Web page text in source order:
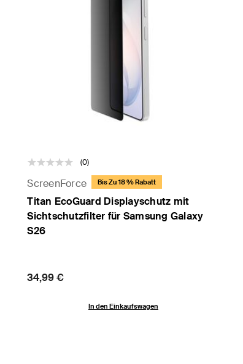
(0)
ScreenForce Bis Zu 18 % Rabatt
Titan EcoGuard Displayschutz mit
Sichtschutzfilter für Samsung Galaxy
S26
Price:
34,99 €
In den Einkaufswagen